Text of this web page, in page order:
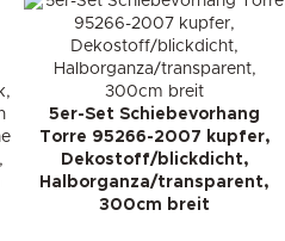
5er-Set Schiebevorhang
Torre 95266-2007 kupfer,
Dekostoff/blickdicht,
Halborganza/transparent,
300cm breit